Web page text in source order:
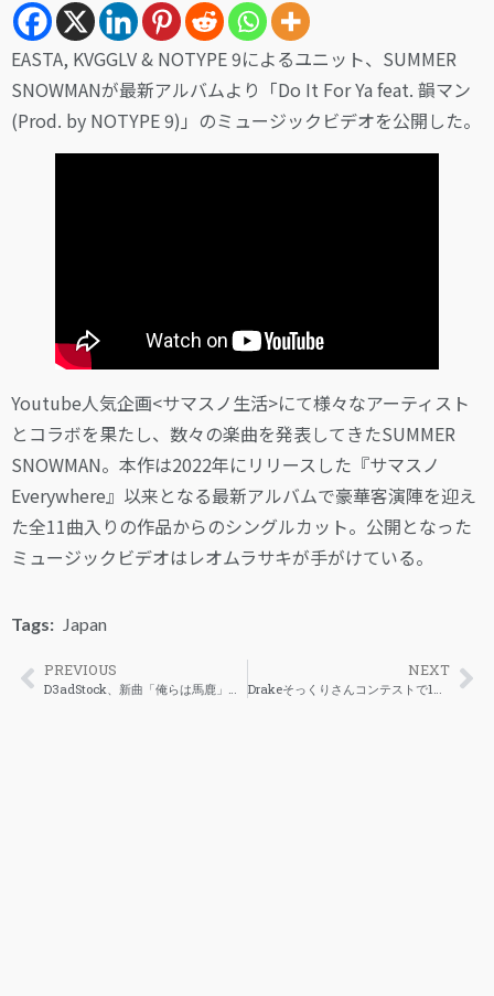
EASTA, KVGGLV & NOTYPE 9によるユニット、SUMMER
SNOWMANが最新アルバムより「Do It For Ya feat. 韻マン
(Prod. by NOTYPE 9)」のミュージックビデオを公開した。
Youtube人気企画<サマスノ生活>にて様々なアーティスト
とコラボを果たし、数々の楽曲を発表してきたSUMMER
SNOWMAN。本作は2022年にリリースした『サマスノ
Everywhere』以来となる最新アルバムで豪華客演陣を迎え
た全11曲入りの作品からのシングルカット。公開となった
ミュージックビデオはレオムラサキが手がけている。
Tags: Japan
PREVIOUS NEXT